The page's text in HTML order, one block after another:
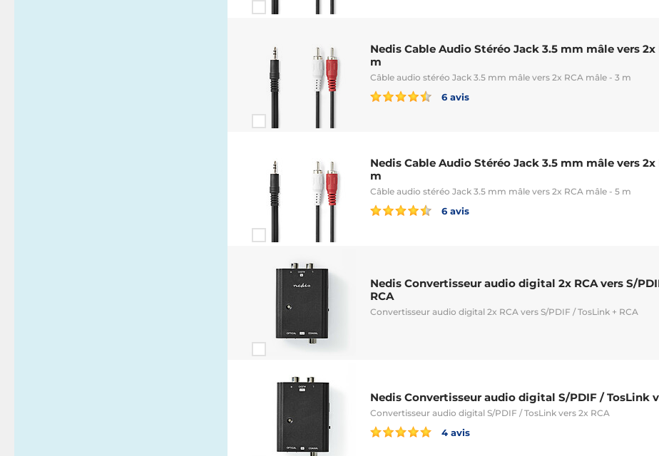
Nedis Cable Audio Stéréo Jack 3.5 mm mâle vers 2x
m
Câble audio stéréo Jack 3.5 mm mâle vers 2x RCA mâle - 3 m
6 avis
Nedis Cable Audio Stéréo Jack 3.5 mm mâle vers 2x
m
Câble audio stéréo Jack 3.5 mm mâle vers 2x RCA mâle - 5 m
6 avis
Nedis Convertisseur audio digital 2x RCA vers S/
RCA
Convertisseur audio digital 2x RCA vers S/PDIF / TosLink + RCA
Nedis Convertisseur audio digital S/PDIF / TosLink
Convertisseur audio digital S/PDIF / TosLink vers 2x RCA
4 avis